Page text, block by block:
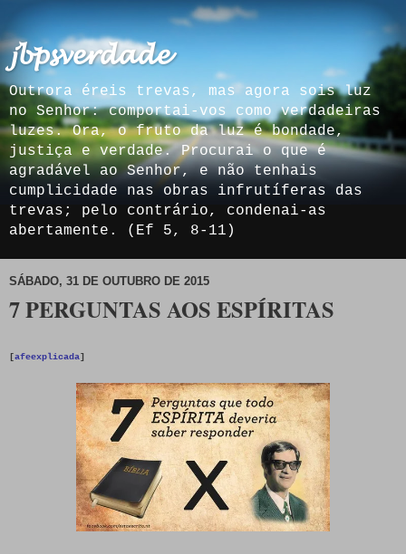
𝓳𝓫𝓹𝓼𝓿𝓮𝓻𝓭𝓪𝓭𝓮
Outrora éreis trevas, mas agora sois luz
no Senhor: comportai-vos como verdadeiras
luzes. Ora, o fruto da luz é bondade,
justiça e verdade. Procurai o que é
agradável ao Senhor, e não tenhais
cumplicidade nas obras infrutíferas das
trevas; pelo contrário, condenai-as
abertamente. (Ef 5, 8-11)
SÁBADO, 31 DE OUTUBRO DE 2015
7 PERGUNTAS AOS ESPÍRITAS
[afeexplicada]